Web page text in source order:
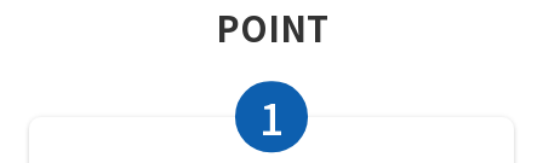
POINT
For
foreigners